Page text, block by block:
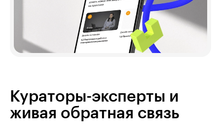
Кураторы-эксперты и
живая обратная связь